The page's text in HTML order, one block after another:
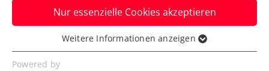
Am 1. Dezember um 11:00 Uhr geht es
los. Mit beantragtem „Early Access“ auch
schon am 30. November.
Nur essenzielle Cookies akzeptieren
Essenziell
Essenzielle Cookies werden für grundlegende
Weitere Informationen anzeigen
Powered by